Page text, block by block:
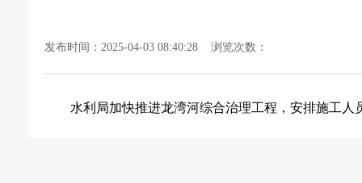
发布时间：2025-04-03 08:40:28 浏览次数：
水利局加快推进龙湾河综合治理工程，安排施工人